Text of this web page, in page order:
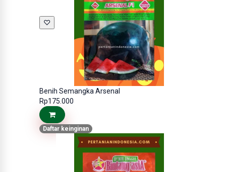
♡
Benih Semangka Arsenal
Rp175.000
Daftar keinginan